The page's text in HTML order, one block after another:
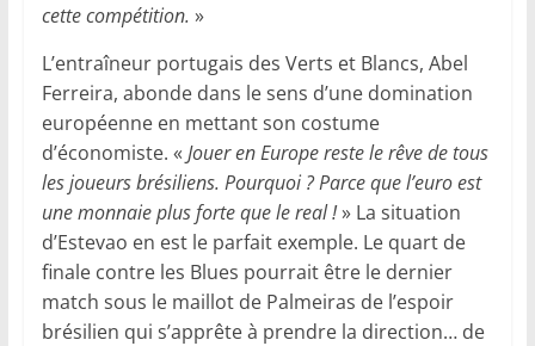
cette compétition. »
L’entraîneur portugais des Verts et Blancs, Abel
Ferreira, abonde dans le sens d’une domination
européenne en mettant son costume
d’économiste. « Jouer en Europe reste le rêve de tous
les joueurs brésiliens. Pourquoi ? Parce que l’euro est
une monnaie plus forte que le real!» La situation
d’Estevao en est le parfait exemple. Le quart de
finale contre les Blues pourrait être le dernier
match sous le maillot de Palmeiras de l’espoir
brésilien qui s’apprête à prendre la direction… de